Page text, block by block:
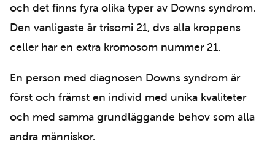
och det finns fyra olika typer av Downs syndrom.
Den vanligaste är trisomi 21, dvs alla kroppens
celler har en extra kromosom nummer 21.
En person med diagnosen Downs syndrom är
först och främst en individ med unika kvaliteter
och med samma grundläggande behov som alla
andra människor.